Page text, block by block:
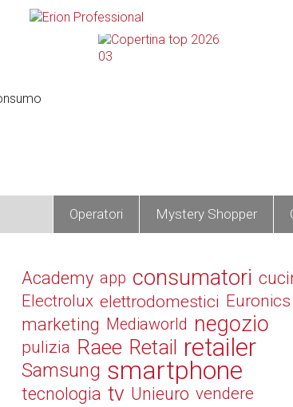
Operatori Mystery Shopper
Academy app consumatori
Electrolux elettrodomestici Euronics
marketing Mediaworld negozio
pulizia Raee Retail retailer
Samsung smartphone
tecnologia tv Unieuro vendere